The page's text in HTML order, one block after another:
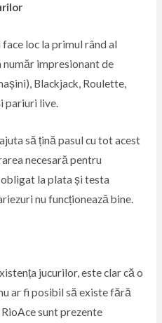
loc la primul rând al
impresionant de
Blackjack, Roulette,
pariuri live.
să țină pasul cu tot acest
necesară pentru
la plata și testa
nu funcționează bine.
jucurilor, este clar că o
ar fi posibil să existe fără
sunt prezente